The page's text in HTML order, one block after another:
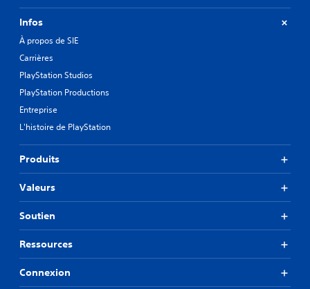
Infos
À propos de SIE
Carrières
PlayStation Studios
PlayStation Productions
Entreprise
L'histoire de PlayStation
Produits
Valeurs
Soutien
Ressources
Connexion